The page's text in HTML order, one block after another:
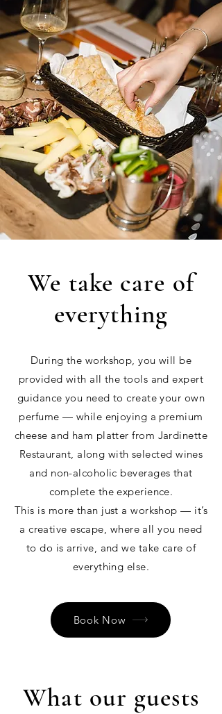
We take care of
everything
During the workshop, you will be
provided with all the tools and expert
guidance you need to create your own
perfume — while enjoying a premium
cheese and ham platter from Jardinette
Restaurant, along with selected wines
and non-alcoholic beverages that
complete the experience.
This is more than just a workshop — it’s
a creative escape, where all you need
to do is arrive, and we take care of
everything else.
Book Now
What our guests